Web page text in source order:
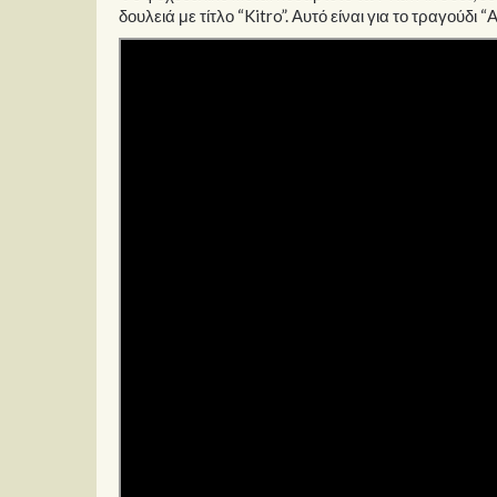
δουλειά με τίτλο “Kitro”. Αυτό είναι για το τραγούδι